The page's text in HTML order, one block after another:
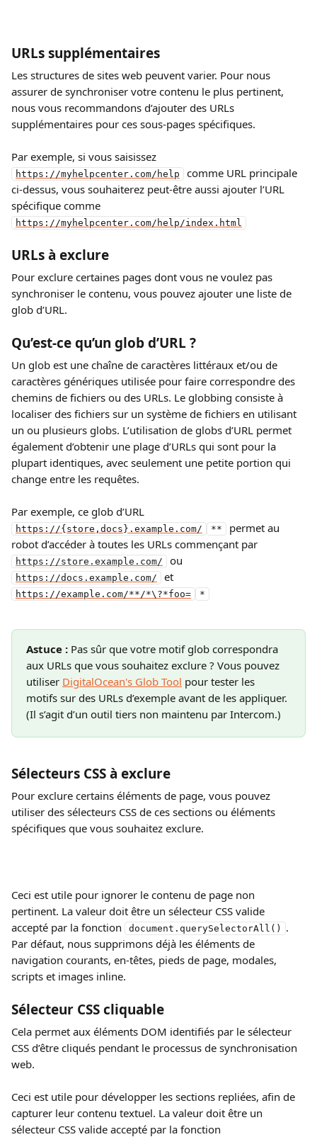
URLs supplémentaires
Les structures de sites web peuvent varier. Pour nous
assurer de synchroniser votre contenu le plus pertinent,
nous vous recommandons d’ajouter des URLs
supplémentaires pour ces sous‑pages spécifiques.
Par exemple, si vous saisissez
https://myhelpcenter.com/help
comme URL principale
ci‑dessus, vous souhaiterez peut‑être aussi ajouter l’URL
spécifique comme
https://myhelpcenter.com/help/index.html
URLs à exclure
Pour exclure certaines pages dont vous ne voulez pas
synchroniser le contenu, vous pouvez ajouter une liste de
glob d’URL.
Qu’est‑ce qu’un glob d’URL ?
Un glob est une chaîne de caractères littéraux et/ou de
caractères génériques utilisée pour faire correspondre des
chemins de fichiers ou des URLs. Le globbing consiste à
localiser des fichiers sur un système de fichiers en utilisant
un ou plusieurs globs. L’utilisation de globs d’URL permet
également d’obtenir une plage d’URLs qui sont pour la
plupart identiques, avec seulement une petite portion qui
change entre les requêtes.
Par exemple, ce glob d’URL
https://{store,docs}.example.com/ **
permet au
robot d’accéder à toutes les URLs commençant par
https://store.example.com/ ou
https://docs.example.com/ et
https://example.com/**/*\?*foo= *
Astuce : Pas sûr que votre motif glob correspondra
aux URLs que vous souhaitez exclure ? Vous pouvez
utiliser DigitalOcean's Glob Tool pour tester les
motifs sur des URLs d’exemple avant de les appliquer.
(Il s’agit d’un outil tiers non maintenu par Intercom.)
Sélecteurs CSS à exclure
Pour exclure certains éléments de page, vous pouvez
utiliser des sélecteurs CSS de ces sections ou éléments
spécifiques que vous souhaitez exclure.
Ceci est utile pour ignorer le contenu de page non
pertinent. La valeur doit être un sélecteur CSS valide
accepté par la fonction
document.querySelectorAll()
.
Par défaut, nous supprimons déjà les éléments de
navigation courants, en‑têtes, pieds de page, modales,
scripts et images inline.
Sélecteur CSS cliquable
Cela permet aux éléments DOM identifiés par le sélecteur
CSS d’être cliqués pendant le processus de synchronisation
web.
Ceci est utile pour développer les sections repliées, afin de
capturer leur contenu textuel. La valeur doit être un
sélecteur CSS valide accepté par la fonction